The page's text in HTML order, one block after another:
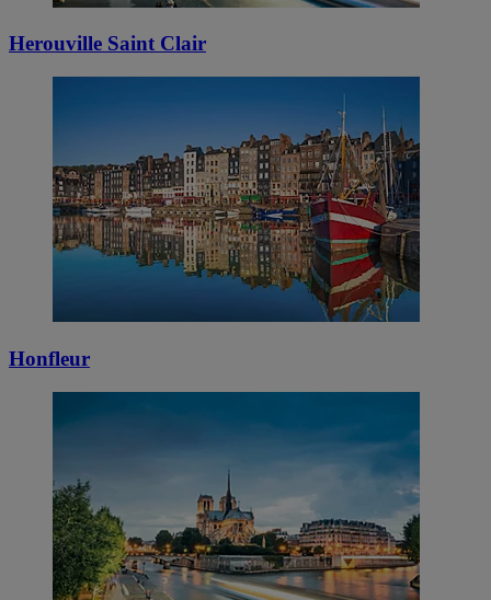
Herouville Saint Clair
Honfleur